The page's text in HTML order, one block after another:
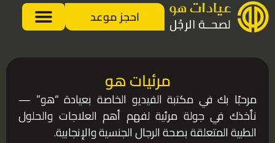
احجز موعد
مرئيات هو
مرحبًا بك في مكتبة الفيديو الخاصة بعيادة “هو” —
نأخذك في جولة مرئية لفهم أهم العلاجات والحلول
الطبية المتعلقة بصحة الرجال الجنسية والإنجابية.